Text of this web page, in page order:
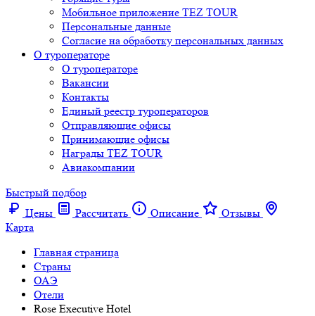
Мобильное приложение TEZ TOUR
Персональные данные
Согласие на обработку персональных данных
О туроператоре
О туроператоре
Вакансии
Контакты
Единый реестр туроператоров
Отправляющие офисы
Принимающие офисы
Награды TEZ TOUR
Авиакомпании
Быстрый подбор
Цены
Рассчитать Описание
Отзывы
Карта
Главная страница
Cтраны
ОАЭ
Отели
Rose Executive Hotel